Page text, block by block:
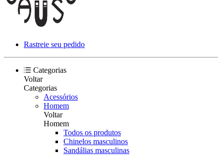
Rastreie seu pedido
Categorias
Voltar
Categorias
Acessórios
Homem
Voltar
Homem
Todos os produtos
Chinelos masculinos
Sandálias masculinas